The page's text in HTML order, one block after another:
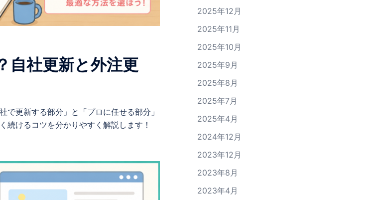
自社更新と外注更
更新する部分」と「プロに任せる部分」
続けるコツを分かりやすく解説します！
2025年12月
2025年11月
2025年10月
2025年9月
2025年8月
2025年7月
2025年4月
2024年12月
2023年12月
2023年8月
2023年4月